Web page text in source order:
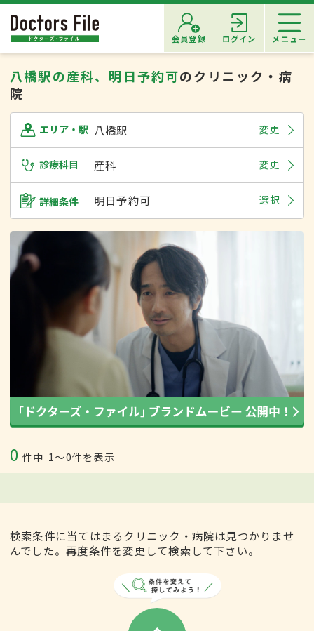
会員登録 ログイン メニュー
八橋駅の産科、明日予約可のクリニック・病
院
エリア・駅 八橋駅 変更
診療科目 産科 変更
詳細条件 明日予約可 選択
0 件中 1〜0件を表示
検索条件に当てはまるクリニック・病院は見つかりませ
んでした。再度条件を変更して検索して下さい。